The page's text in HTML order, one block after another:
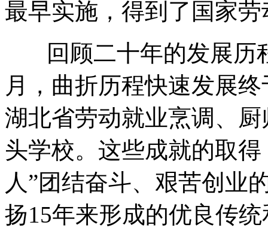
最早实施，得到了国家
回顾二十年的发展历
月，曲折历程快速发展
湖北省劳动就业烹调、
头学校。这些成就的取
人”团结奋斗、艰苦创业
扬15年来形成的优良传